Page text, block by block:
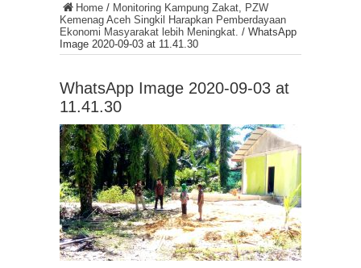
Home / Monitoring Kampung Zakat, PZW
Kemenag Aceh Singkil Harapkan Pemberdayaan
Ekonomi Masyarakat lebih Meningkat. / WhatsApp
Image 2020-09-03 at 11.41.30
WhatsApp Image 2020-09-03 at
11.41.30